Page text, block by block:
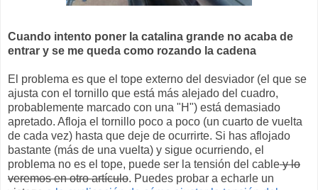
Cuando intento poner la catalina grande no acaba de
entrar y se me queda como rozando la cadena
El problema es que el tope externo del desviador (el que se
ajusta con el tornillo que está más alejado del cuadro,
probablemente marcado con una "H") está demasiado
apretado. Afloja el tornillo poco a poco (un cuarto de vuelta
de cada vez) hasta que deje de ocurrirte. Si has aflojado
bastante (más de una vuelta) y sigue ocurriendo, el
problema no es el tope, puede ser la tensión del cabley lo
veremos en otro artículo. Puedes probar a echarle un